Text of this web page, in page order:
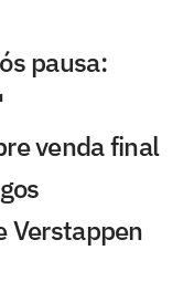
pausa:
venda final
Verstappen